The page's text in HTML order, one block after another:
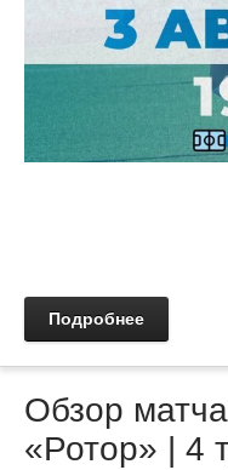
Подробнее
Обзор
«Ротор» | 4